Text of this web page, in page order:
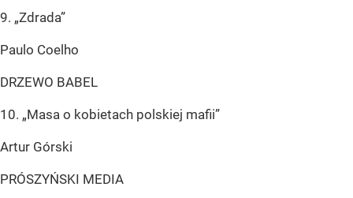
9. „Zdrada”
Paulo Coelho
DRZEWO BABEL
10. „Masa o kobietach polskiej mafii”
Artur Górski
PRÓSZYŃSKI MEDIA